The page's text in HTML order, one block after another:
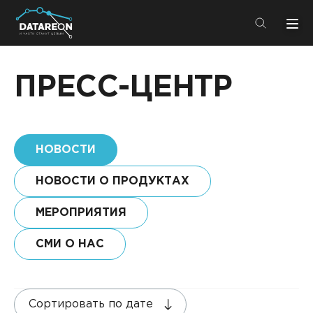
info@datareon.ru
Услуги
Решения
Партнеры
Импортозамещение
Компания
О компании
Карьера
Решения
DATAREON Platform
Пресс-центр
ПРЕСС-ЦЕНТР
НОВОСТИ
НОВОСТИ О ПРОДУКТАХ
МЕРОПРИЯТИЯ
СМИ О НАС
Сортировать по дате